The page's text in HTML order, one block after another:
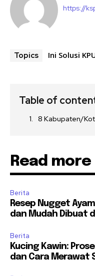
https://
Topics Ini Solusi
Table of
8 Kabupaten/
Read more
Berita
Resep Nugget
dan Mudah Dibuat
Berita
Kucing Kawin:
dan Cara Merawat